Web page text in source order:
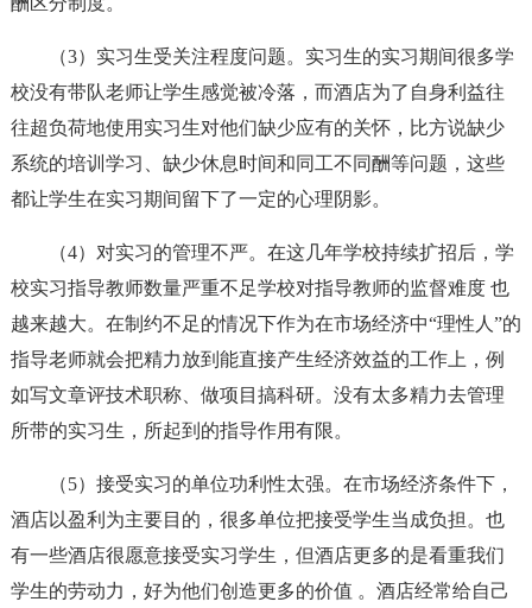
（3）实习生受关注程度问题。实习生的实习期间很多学
校没有带队老师让学生感觉被冷落，而酒店为了自身利益往
往超负荷地使用实习生对他们缺少应有的关怀，比方说缺少
系统的培训学习、缺少休息时间和同工不同酬等问题，这些
都让学生在实习期间留下了一定的心理阴影。
（4）对实习的管理不严。在这几年学校持续扩招后，学
校实习指导教师数量严重不足学校对指导教师的监督难度 也
越来越大。在制约不足的情况下作为在市场经济中“理性人”的
指导老师就会把精力放到能直接产生经济效益的工作上，例
如写文章评技术职称、做项目搞科研。没有太多精力去管理
所带的实习生，所起到的指导作用有限。
（5）接受实习的单位功利性太强。在市场经济条件下，
酒店以盈利为主要目的，很多单位把接受学生当成负担。也
有一些酒店很愿意接受实习学生，但酒店更多的是看重我们
学生的劳动力，好为他们创造更多的价值 。酒店经常给自己